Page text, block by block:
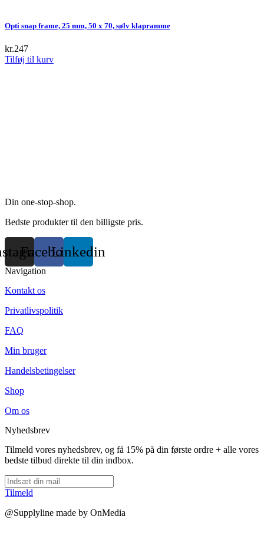
on
Opti snap frame, 25 mm, 50 x 70, sølv klapramme
kr.247
Tilføj til kurv
Din one-stop-shop.
Bedste produkter til den billigste pris.
FacebookLinkedin
Navigation
Kontakt os
Privatlivspolitik
FAQ
Min bruger
Handelsbetingelser
Shop
Om os
Nyhedsbrev
Tilmeld vores nyhedsbrev, og få 15% på din første ordre + alle vores
bedste tilbud direkte til din indbox.
Tilmeld
@Supplyline made by OnMedia